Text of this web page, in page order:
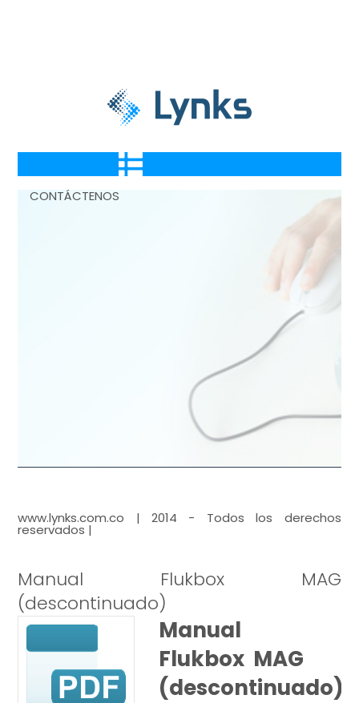
CONTÁCTENOS
www.lynks.com.co | 2014 - Todos los derechos
reservados |
Manual Flukbox MAG
(descontinuado)
Manual
Flukbox MAG
(descontinuado)